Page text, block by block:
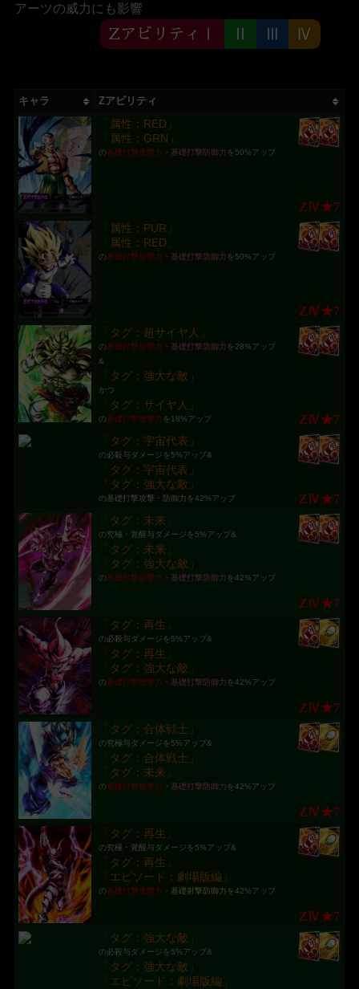
アーツの威力にも影響
ZアビリティⅠ Ⅱ Ⅲ Ⅳ
キャラ Zアビリティ
「属性：RED」
「属性：GRN」
の基礎打撃攻撃力 ・ 基礎打撃防御力 を50%アップ
ZⅣ★7
「属性：PUR」
「属性：RED」
の基礎打撃攻撃力 ・ 基礎打撃防御力 を50%アップ
ZⅣ★7
「タグ：超サイヤ人」
の基礎打撃攻撃力 ・ 基礎打撃防御力 を28%アップ
&
「タグ：強大な敵」
かつ
「タグ：サイヤ人」
の基礎打撃攻撃力 を18%アップ ZⅣ★7
「タグ：宇宙代表」
の必殺与ダメージを5%アップ&
「タグ：宇宙代表」
「タグ：強大な敵」
の基礎打撃攻撃・防御力を42%アップ ZⅣ★7
「タグ：未来」
の究極・覚醒与ダメージを5%アップ&
「タグ：未来」
「タグ：強大な敵」
の基礎打撃攻撃力 ・ 基礎打撃防御力 を42%アップ
ZⅣ★7
「タグ：再生」
の必殺与ダメージを5%アップ&
「タグ：再生」
「タグ：強大な敵」
の基礎打撃攻撃力 ・ 基礎打撃防御力 を42%アップ
ZⅣ★7
「タグ：合体戦士」
の究極与ダメージを5%アップ&
「タグ：合体戦士」
「タグ：未来」
の基礎打撃攻撃力 ・ 基礎打撃防御力 を42%アップ
ZⅣ★7
「タグ：再生」
の究極・覚醒与ダメージを5%アップ&
「タグ：再生」
「エピソード：劇場版編」
の基礎打撃攻撃力 ・ 基礎射撃防御力 を42%アップ
ZⅣ★7
「タグ：強大な敵」
の必殺与ダメージを5%アップ&
「タグ：強大な敵」
「エピソード：劇場版編」